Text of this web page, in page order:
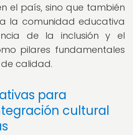
el país, sino que también
la comunidad educativa
de la inclusión y el
pilares fundamentales
calidad.
para
cultural